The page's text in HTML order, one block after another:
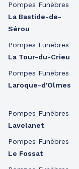
Pompes Funèbres
La Bastide-de-
Sérou
Pompes Funèbres
La Tour-du-Crieu
Pompes Funèbres
Laroque-d'Olmes
Pompes Funèbres
Lavelanet
Pompes Funèbres
Le Fossat